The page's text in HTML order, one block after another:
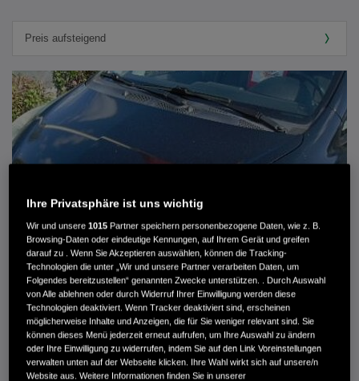
MWST. NICHT AUSWEISBAR
3.900 €
Ihre Privatsphäre ist uns wichtig
Wir und unsere1015 Partner speichern personenbezogene Daten, wie z. B.
Browsing-Daten oder eindeutige Kennungen, auf Ihrem Gerät und greifen
darauf zu . Wenn Sie Akzeptieren auswählen, können die Tracking-
Technologien die unter „Wir und unsere Partner verarbeiten Daten, um
Folgendes bereitzustellen“ genannten Zwecke unterstützen. . Durch Auswahl
von Alle ablehnen oder durch Widerruf Ihrer Einwilligung werden diese
Technologien deaktiviert. Wenn Tracker deaktiviert sind, erscheinen
möglicherweise Inhalte und Anzeigen, die für Sie weniger relevant sind. Sie
können dieses Menü jederzeit erneut aufrufen, um Ihre Auswahl zu ändern
oder Ihre Einwilligung zu widerrufen, indem Sie auf den Link Voreinstellungen
verwalten unten auf der Webseite klicken. Ihre Wahl wirkt sich auf unsere/n
Website aus. Weitere Informationen finden Sie in unserer